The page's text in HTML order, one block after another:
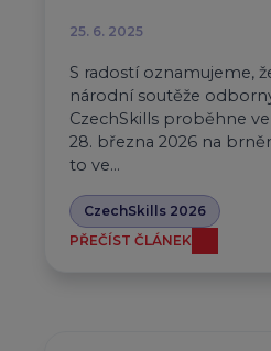
25. 6. 2025
S radostí oznamujeme,
národní soutěže
CzechSkills proběhne
28. března 2026 na
to ve…
CzechSkills 2026
PŘEČÍST ČLÁNEK